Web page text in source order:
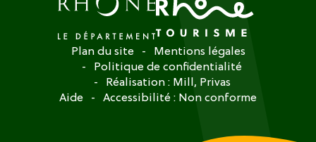
Plan du site
Mentions légales
Politique de confidentialité
Réalisation : Mill, Privas
Aide
Accessibilité : Non conforme